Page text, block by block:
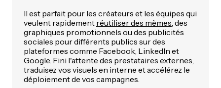
Il est parfait pour les créateurs et les équipes qui
veulent rapidement réutiliser des mèmes , des
graphiques promotionnels ou des publicités
sociales pour différents publics sur des
plateformes comme Facebook, LinkedIn et
Google. Fini l'attente des prestataires externes,
traduisez vos visuels en interne et accélérez le
déploiement de vos campagnes.